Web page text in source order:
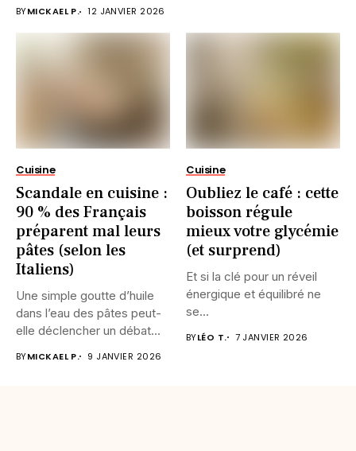
BYMICKAEL P. 12 JANVIER 2026
Cuisine
Scandale en cuisine :
90 % des Français
préparent mal leurs
pâtes (selon les
Italiens)
Une simple goutte d’huile
dans l’eau des pâtes peut-
elle déclencher un débat...
BYMICKAEL P. 9 JANVIER 2026
Cuisine
Oubliez le café : cette
boisson régule
mieux votre glycémie
(et surprend)
Et si la clé pour un réveil
énergique et équilibré ne
se...
BYLÉO T. 7 JANVIER 2026